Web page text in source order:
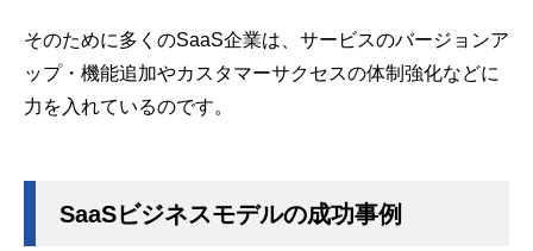
そのために多くのSaaS企業は、サービスのバージョンア
ップ・機能追加やカスタマーサクセスの体制強化などに
力を入れているのです。
SaaSビジネスモデルの成功事例